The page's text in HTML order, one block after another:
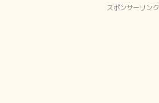
スポンサーリンク